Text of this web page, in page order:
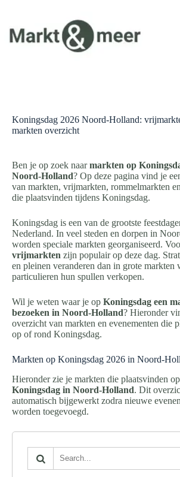
de
inhoud
Koningsdag 2026 Noord-Holland:
markten overzicht
Ben je op zoek naarmarkten op
Noord-Holland? Op deze pagina vind je
van markten, vrijmarkten, rommelmarkten
die plaatsvinden tijdens Koningsdag.
Koningsdag is een van de grootste
Nederland. In veel steden en dorpen in
worden speciale markten georganiseerd.
vrijmarkten zijn populair op deze dag.
en pleinen veranderen dan in grote markten
particulieren hun spullen verkopen.
Wil je weten waar je op Koningsdag een
bezoeken in Noord-Holland? Hieronder
overzicht van markten en evenementen die
op of rond Koningsdag.
Markten op Koningsdag 2026 in Noord-
Hieronder zie je markten die plaatsvinden
Koningsdag in Noord-Holland. Dit
automatisch bijgewerkt zodra nieuwe
worden toegevoegd.